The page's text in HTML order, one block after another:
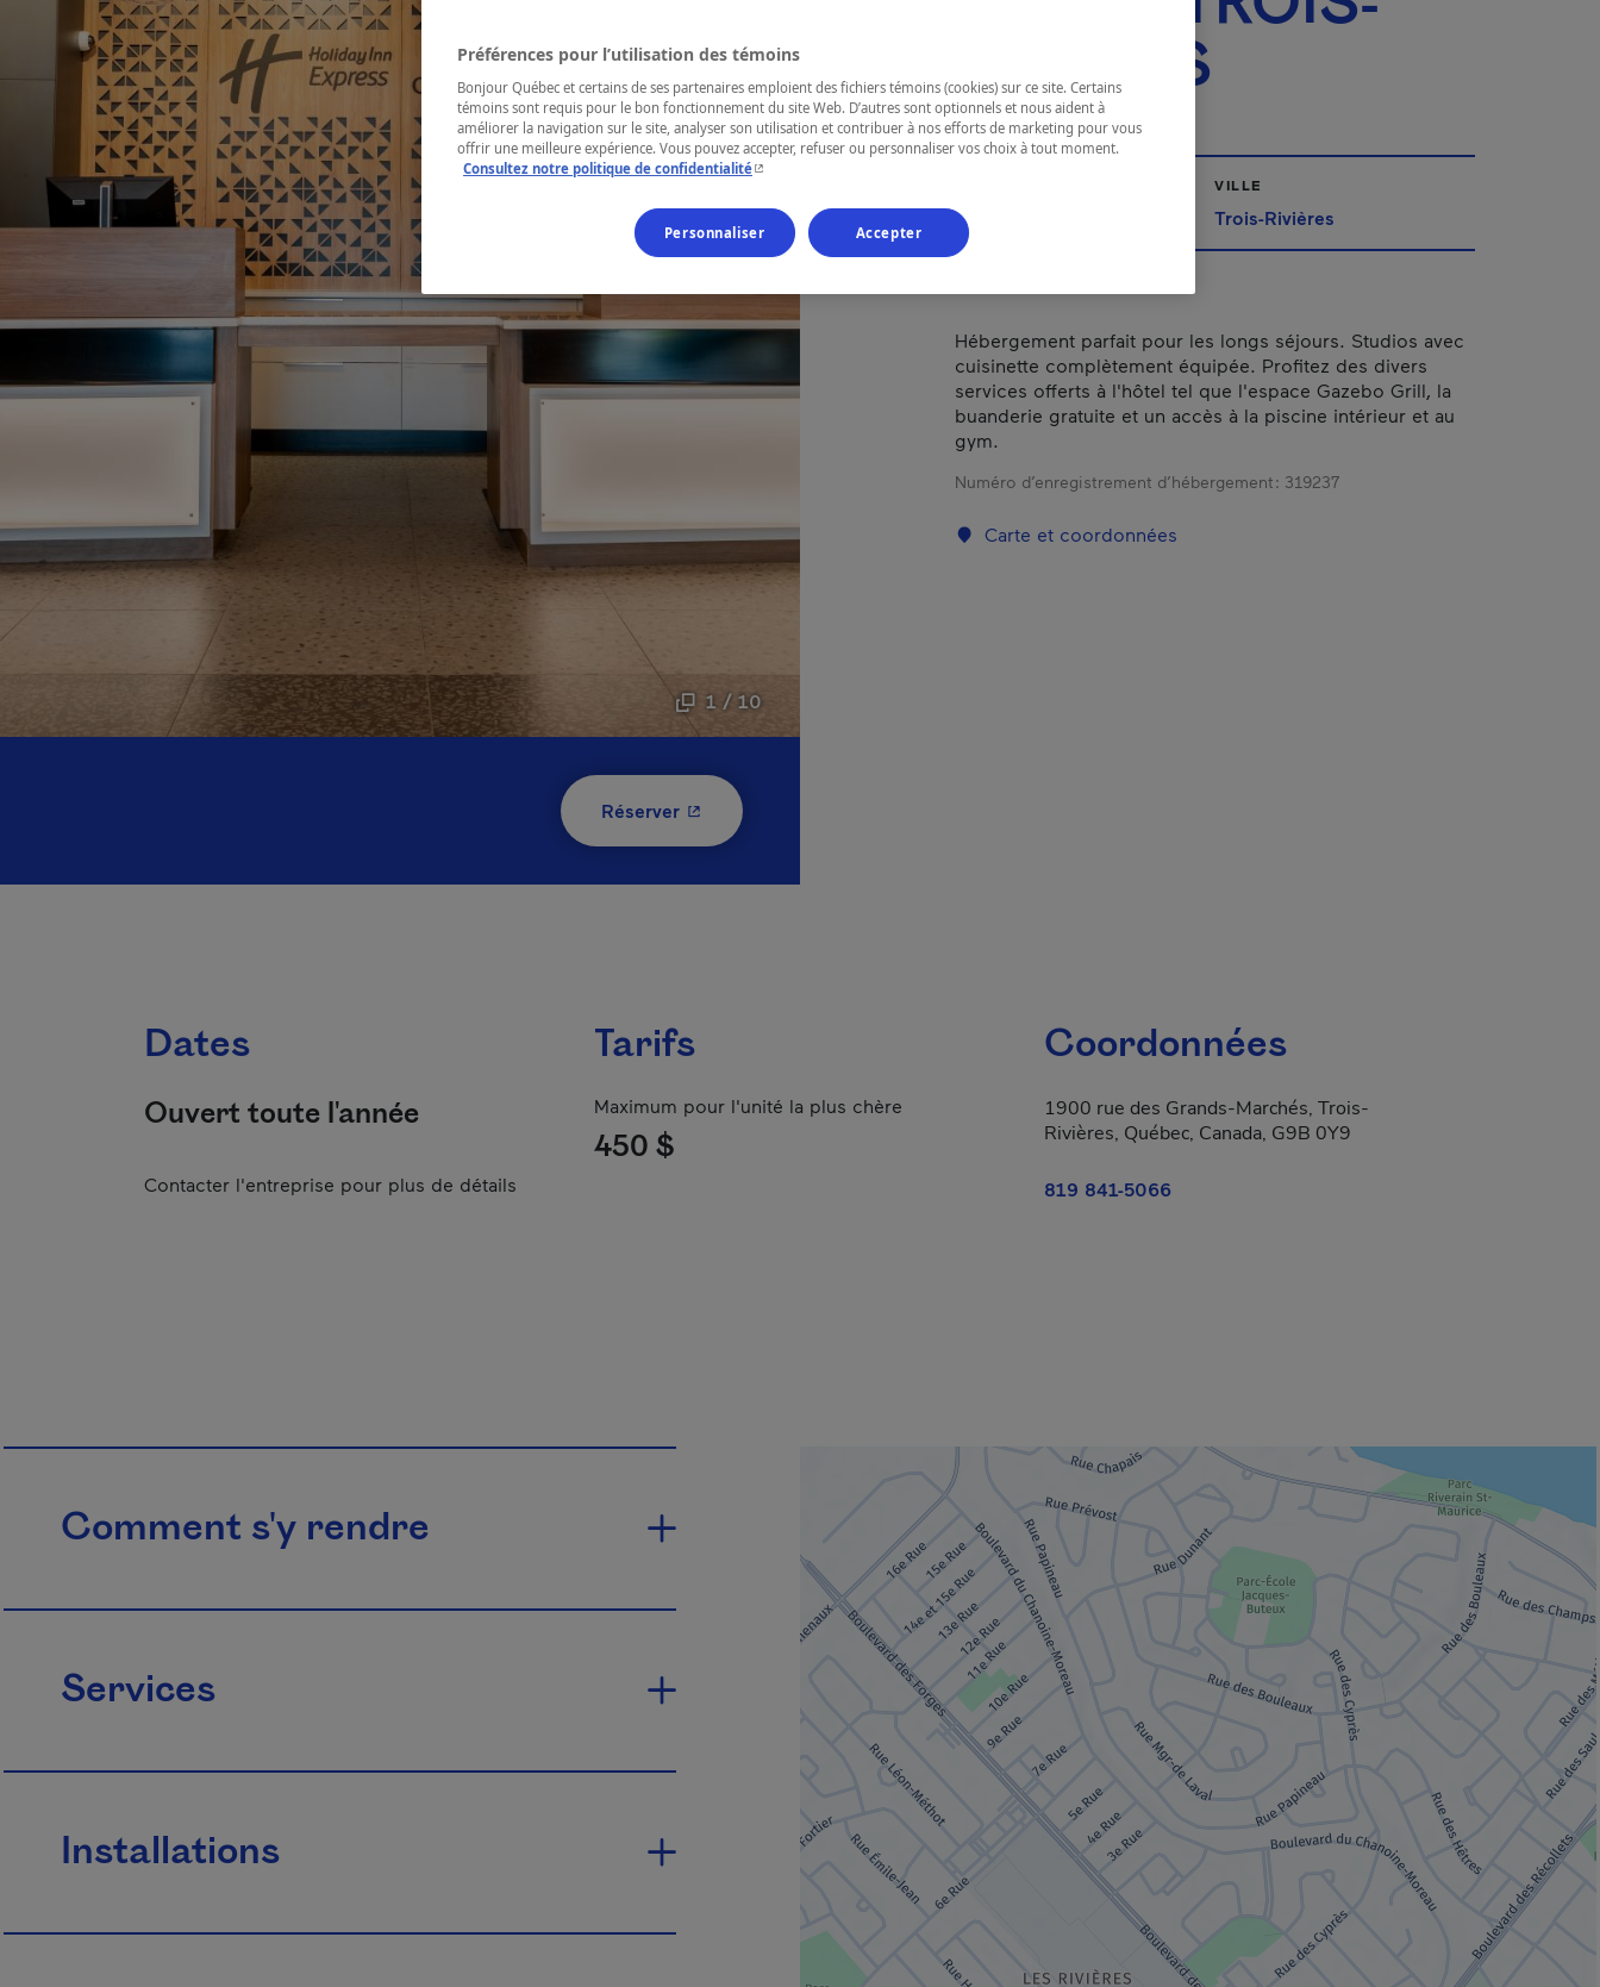
1 / 10
Réserver- Cet hyperlien s'ouvrira dans une nouvelle fenêtre.
RIVIÈRES
Mauricie
VILLE
Trois-Rivières
Hébergement parfait pour les longs séjours. Studios avec
cuisinette complètement équipée. Profitez des divers
services offerts à l'hôtel tel que l'espace Gazebo Grill, la
buanderie gratuite et un accès à la piscine intérieur et au
gym.
Numéro d’enregistrement d’hébergement : 319237
Carte et coordonnées
Dates
Ouvert toute l'année
Contacter l'entreprise pour plus de détails
Tarifs
Maximum pour l'unité la plus chère
450 $
Coordonnées
1900 rue des Grands-Marchés, Trois-
Rivières, Québec, Canada, G9B 0Y9
819 841-5066
Comment s'y rendre
Services
Installations
Préférences pour l’utilisation des témoins
Bonjour Québec et certains de ses partenaires emploient des fichiers témoins (cookies) sur ce site. Certains
témoins sont requis pour le bon fonctionnement du site Web. D’autres sont optionnels et nous aident à
améliorer la navigation sur le site, analyser son utilisation et contribuer à nos efforts de marketing pour vous
offrir une meilleure expérience. Vous pouvez accepter, refuser ou personnaliser vos choix à tout moment.
Consultez notre politique de confidentialité- Cet hyperlien s'ouvrira dans une nouvelle fenêtre.
Personnaliser Accepter